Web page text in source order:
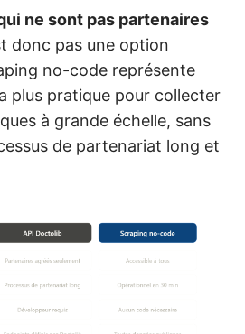
ne sont pas partenaires
donc pas une option
no-code représente
plus pratique pour collecter
à grande échelle, sans
de partenariat long et